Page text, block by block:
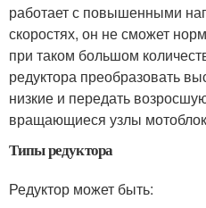
работает с повышенными
скоростях, он не сможет
при таком большом
редуктора преобразовать
низкие и передать
вращающиеся узлы
Типы редуктора
Редуктор может быть: